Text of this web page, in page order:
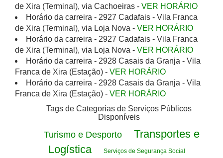
de Xira (Terminal), via Cachoeiras - VER HORÁRIO
Horário da carreira - 2927 Cadafais - Vila Franca
de Xira (Terminal), via Loja Nova - VER HORÁRIO
Horário da carreira - 2927 Cadafais - Vila Franca
de Xira (Terminal), via Loja Nova - VER HORÁRIO
Horário da carreira - 2928 Casais da Granja - Vila
Franca de Xira (Estação) - VER HORÁRIO
Horário da carreira - 2928 Casais da Granja - Vila
Franca de Xira (Estação) - VER HORÁRIO
Tags de Categorias de Serviços Públicos
Disponíveis
Turismo e Desporto
Transportes e
Logística
Serviços de Segurança Social